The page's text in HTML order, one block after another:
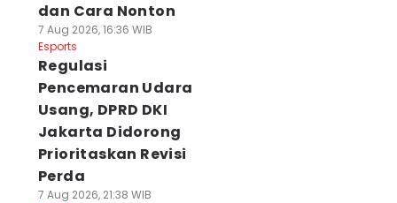
dan Cara Nonton
7 Aug 2026, 16:36 WIB
Esports
Regulasi
Pencemaran Udara
Usang, DPRD DKI
Jakarta Didorong
Prioritaskan Revisi
Perda
7 Aug 2026, 21:38 WIB